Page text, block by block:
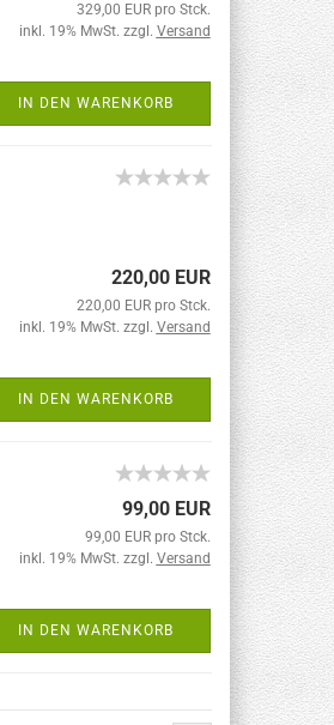
329,00 EUR pro Stck.
inkl. 19% MwSt. zzgl. Versand
IN DEN WARENKORB
220,00 EUR
220,00 EUR pro Stck.
inkl. 19% MwSt. zzgl. Versand
IN DEN WARENKORB
99,00 EUR
99,00 EUR pro Stck.
inkl. 19% MwSt. zzgl. Versand
IN DEN WARENKORB